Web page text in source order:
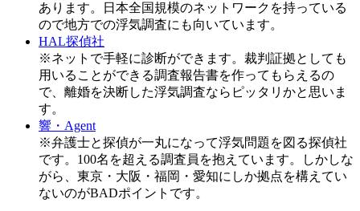
あります。日本全国規模のネットワークを持っている
ので地方での浮気調査にも向いています。
HAL探偵社
※ネットで手軽に診断ができます。裁判証拠としても
用いることができる調査報告書を作ってもらえるの
で、離婚を決断した浮気調査ならピッタリかと思いま
す。
響・Agent
※弁護士と探偵が一丸になって浮気問題を図る探偵社
です。100名を超える調査員を抱えています。しかしな
がら、東京・大阪・福岡・愛知にしか拠点を構えてい
ないのがBADポイントです。